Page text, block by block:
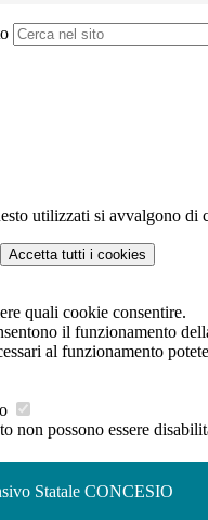
utilizzati si avvalgono
Accetta tutti i cookies
quali cookie consentire.
il funzionamento
al funzionamento
non possono essere
Statale CONCESIO